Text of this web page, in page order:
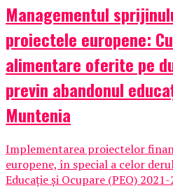
Managementul
proiectele europene:
alimentare oferite pe
previn abandonul
Muntenia
Implementarea proiectelor
europene, în special a celor
Educație și Ocupare (PEO)